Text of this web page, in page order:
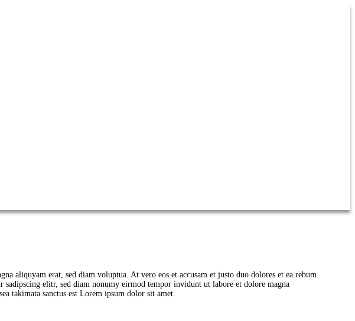
aliquyam erat, sed diam voluptua. At vero eos et accusam et justo duo dolores et ea rebum.
elitr, sed diam nonumy eirmod tempor invidunt ut labore et dolore magna
takimata sanctus est Lorem ipsum dolor sit amet.